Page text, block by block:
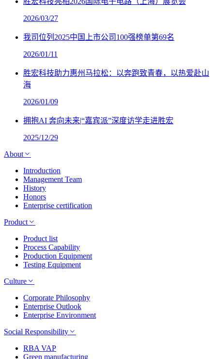
2026/03/27
我司位列2025中国上市公司100强榜单第69名
2026/01/11
胜宏科技助力惠州马拉松：以奔跑致青春，以热爱赴山
海
2026/01/09
拥抱AI 奔向未来|“嘉宾派”深度访学走进胜宏
2025/12/29
About
Introduction
Management Team
History
Honors
Enterprise certification
Product
Product list
Process Capability
Production Equipment
Testing Equipment
Culture
Corporate Philosophy
Enterprise Outlook
Enterprise Environment
Social Responsibility
RBA VAP
Green manufacturing